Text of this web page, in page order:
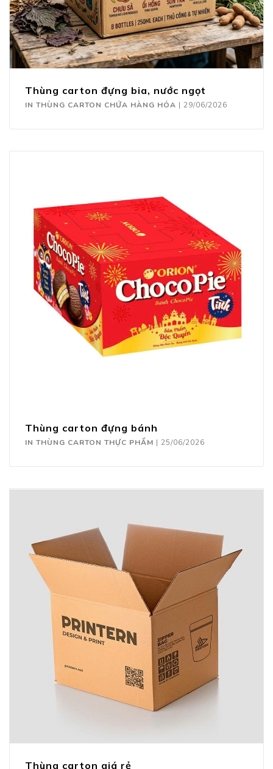
Thùng carton đựng bia, nước ngọt
IN THÙNG CARTON CHỨA HÀNG HÓA | 29/06/2026
Thùng carton đựng bánh
IN THÙNG CARTON THỰC PHẨM | 25/06/2026
Thùng carton giá rẻ